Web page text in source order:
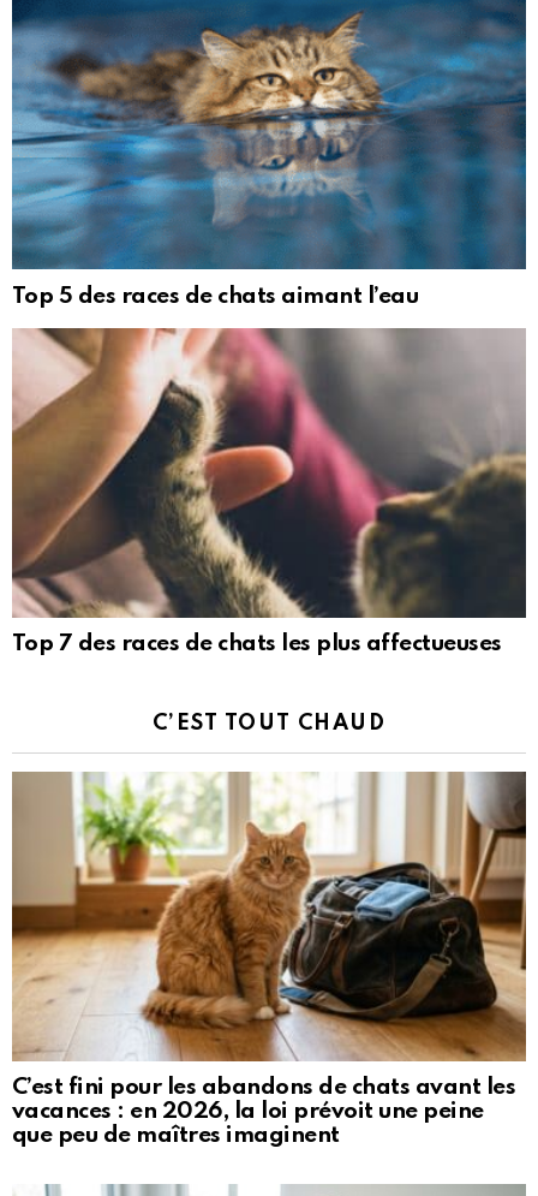
Top 5 des races de chats aimant l’eau
Top 7 des races de chats les plus affectueuses
C’EST TOUT CHAUD
C’est fini pour les abandons de chats avant les
vacances : en 2026, la loi prévoit une peine
que peu de maîtres imaginent